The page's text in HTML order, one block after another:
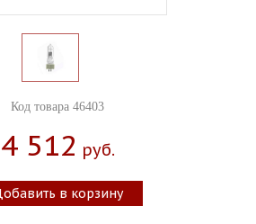
Код товара 46403
4 512 Руб.
в корзину